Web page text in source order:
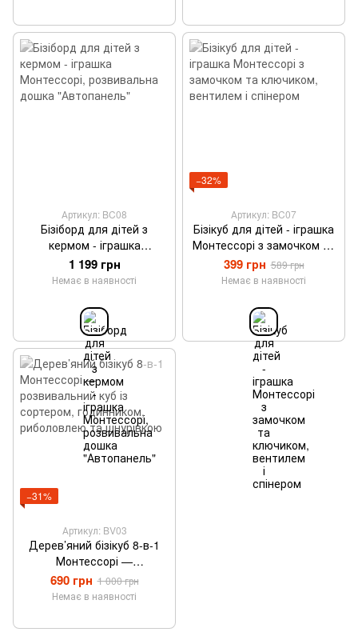
Артикул: BC08
Бізіборд для дітей з
кермом - іграшка
Монтессорі, розвивальна
дошка "Автопанель"
1 199 грн
Немає в наявності
−32%
Артикул: BC07
Бізікуб для дітей - іграшка
Монтессорі з замочком та
ключиком, вентилем і
спінером
399 грн 589 грн
Немає в наявності
−31%
Артикул: BV03
Дерев’яний бізікуб 8-в-1
Монтессорі —
розвивальний куб із
сортером, годинником,
690 грн 1 000 грн
Немає в наявності